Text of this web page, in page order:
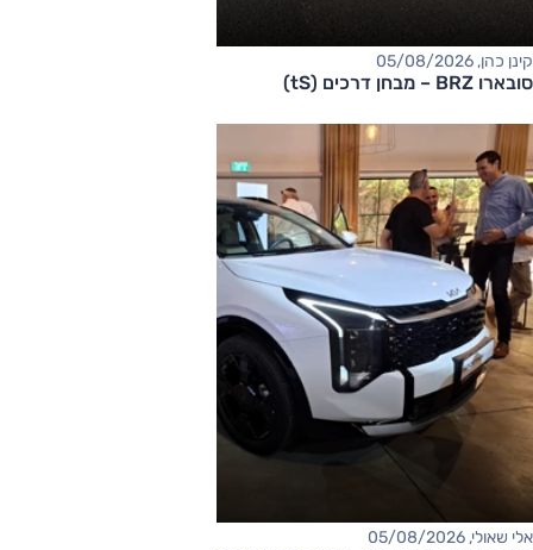
קינן כהן, 05/08/2026
סובארו BRZ – מבחן דרכים (tS)
אלי שאולי, 05/08/2026